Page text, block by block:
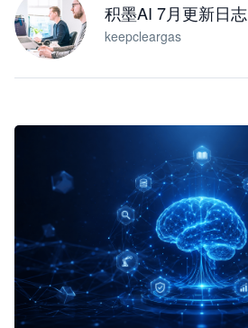
积墨AI 7月更新日志
keepcleargas